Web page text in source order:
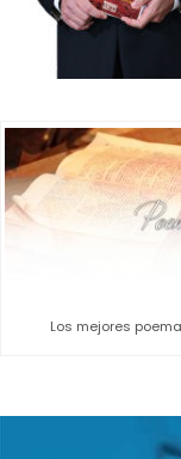
Los mejores